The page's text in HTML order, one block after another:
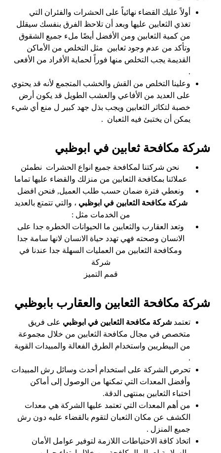
أولاً عليك القضاء نهائياً على الحشرات والفئران التي
تغذي الثعابين عليها وبعد أن تلاحظ الفرق بنفسك سيقلل
من كمية الثعابين ومن الأفضل أيضًا ملء جميع الشقوق
وتأكد من عدم وجود ثعابين مثل التخلص من الأماكن
القديمة يجب التخلص منها فوراً لحماية الأفراد من الأفعى
.
وعلينا التخلص من القش والخشب المتجمع لأنه قد يحتوي
على العديد من الأفاعي والعشب الطويل قد يكون أرض
خصبة لتكاثر الثعابين ويجب بذل جهد كبير ل منع أي شيء
يمكن أن يختبئ فيه الثعبان .
شركة مكافحة ثعابين في ابوظبي
نحن شركتنا لمكافحة جميع انواع الحشرات نطمئن
عملائنا بمكافحة الثعابين من منزلك والقضاء عليها تماما
ونعطي فترة ضمان حسب طلب العميل, فنحن افضل
شركة مكافحة الثعابين في ابوظبي ، والتي تتمتع بالعديد
من الخدمات مثل :
وتعد العقارب والثعابين ما الحيوانات الخطره جدا على
الانسان وصحته فهي تهدد حياة الانسان لانها سامة جدا
ومكافحة الثعابين من العمليات السهلة جدا عندنا في
شركة
قمم التميز
شركة مكافحة الثعابين والعقارب بابوظبي
تعتمدشركة مكافحة الثعابين في ابوظبي على فريق
متخصص في مجال مكافحة الثعابين من خلال مجموعة
من البيطريين واستخدام الطرق الفعالة والمبيدات القوية
.
تحرص الشركة على استخدام أحدث وسائل رش المبيدات
وأفضل المعدات التي تمكنها من الوصول إلى أماكن
اختباء الثعابين بمنتهى الدقة.
من أهم المعدات التي تعتمد عليها الشركة هي معدات
الكشف عن مكان الثعبان لتقوم بالقضاء عليه دون رش
جميع المنزل .
اتخاذ كافة الاحتياطات اللازمة لتوفير عوامل الأمان